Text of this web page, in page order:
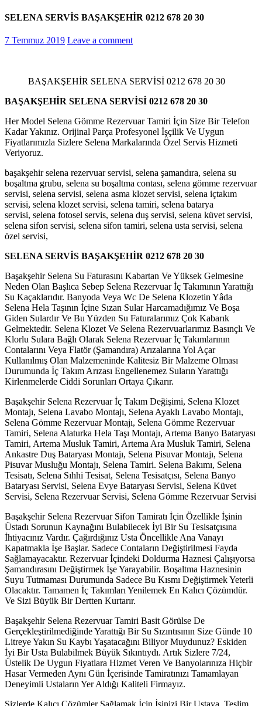
SELENA SERVİS BAŞAKŞEHİR 0212 678 20 30
7 Temmuz 2019 Leave a comment
BAŞAKŞEHİR SELENA SERVİSİ 0212 678 20 30
BAŞAKŞEHİR SELENA SERVİSİ 0212 678 20 30
Her Model Selena Gömme Rezervuar Tamiri İçin Size Bir Telefon
Kadar Yakınız. Orijinal Parça Profesyonel İşçilik Ve Uygun
Fiyatlarımızla Sizlere Selena Markalarında Özel Servis Hizmeti
Veriyoruz.
başakşehir selena rezervuar servisi, selena şamandıra, selena su
boşaltma grubu, selena su boşaltma contası, selena gömme rezervuar
servisi, selena servisi, selena asma klozet servisi, selena içtakım
servisi, selena klozet servisi, selena tamiri, selena batarya
servisi, selena fotosel servis, selena duş servisi, selena küvet servisi,
selena sifon servisi, selena sifon tamiri, selena usta servisi, selena
özel servisi,
SELENA SERVİS BAŞAKŞEHİR 0212 678 20 30
Başakşehir Selena Su Faturasını Kabartan Ve Yüksek Gelmesine
Neden Olan Başlıca Sebep Selena Rezervuar İç Takımının Yarattığı
Su Kaçaklarıdır. Banyoda Veya Wc De Selena Klozetin Yâda
Selena Hela Taşının İçine Sızan Sular Harcamadığımız Ve Boşa
Giden Sulardır Ve Bu Yüzden Su Faturalarımız Çok Kabarık
Gelmektedir. Selena Klozet Ve Selena Rezervuarlarımız Basınçlı Ve
Klorlu Sulara Bağlı Olarak Selena Rezervuar İç Takımlarının
Contalarını Veya Flatör (Şamandıra) Arızalarına Yol Açar
Kullanılmış Olan Malzemeninde Kalitesiz Bir Malzeme Olması
Durumunda İç Takım Arızası Engellenemez Suların Yarattığı
Kirlenmelerde Ciddi Sorunları Ortaya Çıkarır.
Başakşehir Selena Rezervuar İç Takım Değişimi, Selena Klozet
Montajı, Selena Lavabo Montajı, Selena Ayaklı Lavabo Montajı,
Selena Gömme Rezervuar Montajı, Selena Gömme Rezervuar
Tamiri, Selena Alaturka Hela Taşı Montajı, Artema Banyo Bataryası
Tamiri, Artema Musluk Tamiri, Artema Ara Musluk Tamiri, Selena
Ankastre Duş Bataryası Montajı, Selena Pisuvar Montajı, Selena
Pisuvar Musluğu Montajı, Selena Tamiri. Selena Bakımı, Selena
Tesisatı, Selena Sıhhi Tesisat, Selena Tesisatçısı, Selena Banyo
Bataryası Servisi, Selena Evye Bataryası Servisi, Selena Küvet
Servisi, Selena Rezervuar Servisi, Selena Gömme Rezervuar Servisi
Başakşehir Selena Rezervuar Sifon Tamiratı İçin Özellikle İşinin
Üstadı Sorunun Kaynağını Bulabilecek İyi Bir Su Tesisatçısına
İhtiyacınız Vardır. Çağırdığınız Usta Öncellikle Ana Vanayı
Kapatmakla İşe Başlar. Sadece Contaların Değiştirilmesi Fayda
Sağlamayacaktır. Rezervuar İçindeki Doldurma Haznesi Çalışıyorsa
Şamandırasını Değiştirmek İşe Yarayabilir. Boşaltma Haznesinin
Suyu Tutmaması Durumunda Sadece Bu Kısmı Değiştirmek Yeterli
Olacaktır. Tamamen İç Takımları Yenilemek En Kalıcı Çözümdür.
Ve Sizi Büyük Bir Dertten Kurtarır.
Başakşehir Selena Rezervuar Tamiri Basit Görülse De
Gerçekleştirilmediğinde Yarattığı Bir Su Sızıntısının Size Günde 10
Litreye Yakın Su Kaybı Yaşatacağını Biliyor Muydunuz? Eskiden
İyi Bir Usta Bulabilmek Büyük Sıkıntıydı. Artık Sizlere 7/24,
Üstelik De Uygun Fiyatlara Hizmet Veren Ve Banyolarınıza Hiçbir
Hasar Vermeden Aynı Gün İçerisinde Tamiratınızı Tamamlayan
Deneyimli Ustaların Yer Aldığı Kaliteli Firmayız.
Sizlerde Kalıcı Çözümler Sağlamak İçin İşinizi Bir Ustaya Teslim